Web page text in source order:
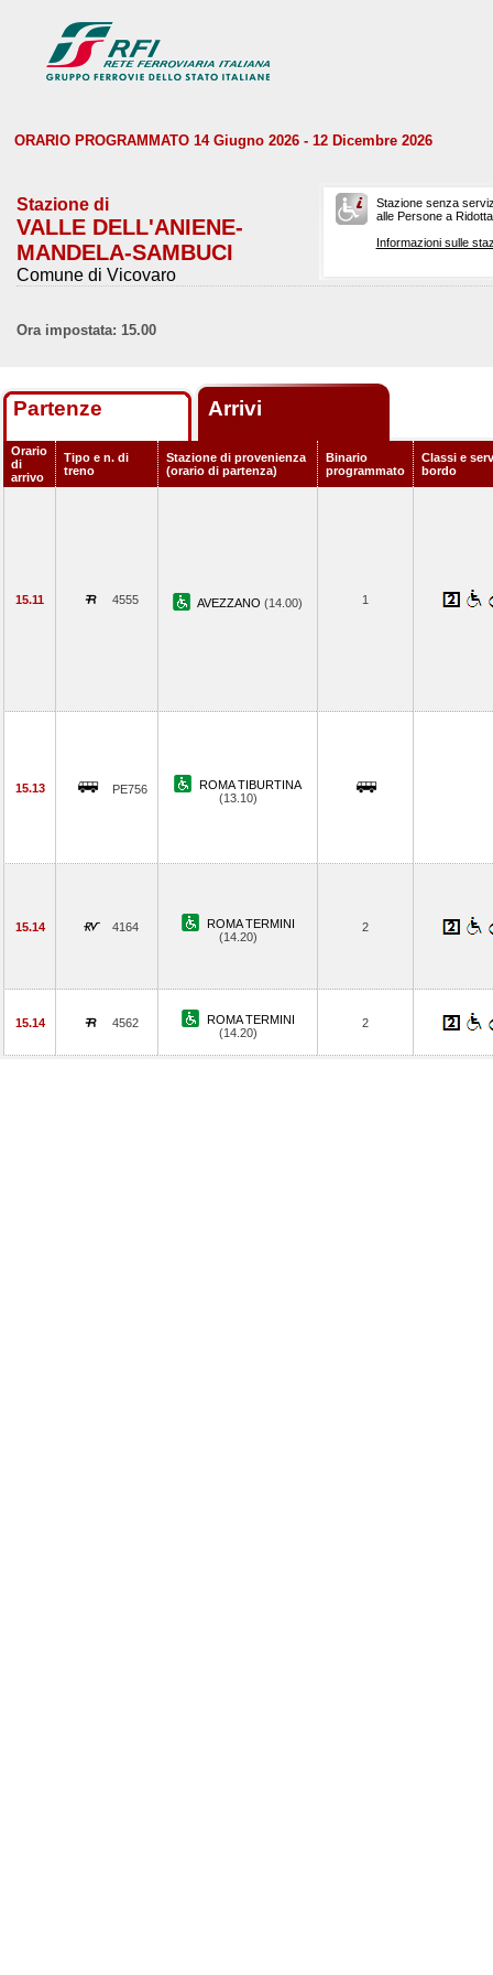
ORARIO PROGRAMMATO 14 Giugno 2026 - 12 Dicembre 2026
Stazione di
VALLE DELL'ANIENE-
MANDELA-SAMBUCI
Comune di Vicovaro
Stazione senza
alle Persone a
Informazioni sulle
Ora impostata: 15.00
Partenze Arrivi
Orario
di
arrivo
Tipo e n. di
treno
Stazione di provenienza
(orario di partenza)
Binario
programmato
Classi e
bordo
15.11 4555 AVEZZANO (14.00) 1
15.13 PE756
ROMA TIBURTINA
(13.10)
15.14 4164
ROMA TERMINI
(14.20)
2
15.14 4562
ROMA TERMINI
(14.20)
2